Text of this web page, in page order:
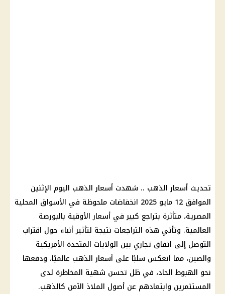
تحديث أسعار الذهب .. شهدت أسعار الذهب اليوم الإثنين
الموافق 12 مايو 2025 انخفاضات ملحوظة في الأسواق المحلية
المصرية، متأثرة بتراجع كبير في أسعار الأوقية بالبورصة
العالمية. وتأتي هذه التراجعات نتيجة لتأثير أنباء حول اقتراب
التوصل إلى اتفاق تجاري بين الولايات المتحدة الأمريكية
والصين، مما انعكس سلبًا على أسعار الذهب عالميًا، ودفعها
نحو الهبوط الحاد، في ظل تحسن شهية المخاطرة لدى
المستثمرين وابتعادهم عن أصول الملاذ الآمن كالذهب.